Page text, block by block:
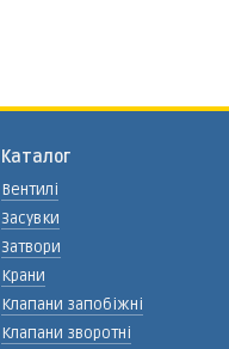
Каталог
Вентилі
Засувки
Затвори
Крани
Клапани запобіжні
Клапани зворотні